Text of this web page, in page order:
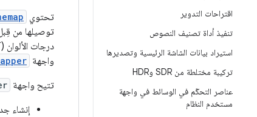
اقتراحات التدوير
تنفيذ أداة تصنيف النصوص
استيراد بيانات الشاشة الرئيسية وتصديرها
تركيبة مختلطة من SDR وHDR
عناصر التحكّم في الوسائط في واجهة
مستخدم النظام
تحتوي
درجات الألوان (LUT). نقطة الدخول إلى
واجهة
تتيح واجهة
إنشاء